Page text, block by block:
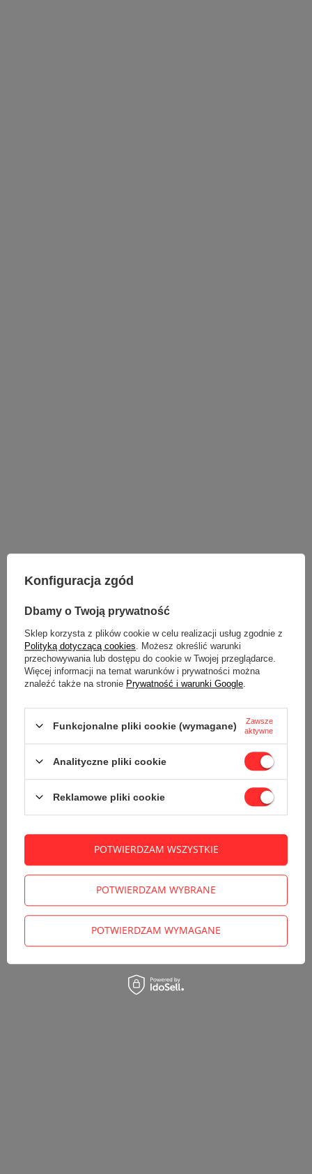
Konfiguracja zgód
Dbamy o Twoją prywatność
Sklep korzysta z plików cookie w celu realizacji usług zgodnie z
Polityką dotyczącą cookies . Możesz określić warunki
przechowywania lub dostępu do cookie w Twojej przeglądarce.
Więcej informacji na temat warunków i prywatności można
znaleźć także na stronie Prywatność i warunki Google
Funkcjonalne pliki cookie (wymagane)
Zawsze
aktywne
Analityczne pliki cookie
Reklamowe pliki cookie
POTWIERDZAM WYBRANE
POTWIERDZAM WYMAGANE
POTWIERDZAM WSZYSTKIE